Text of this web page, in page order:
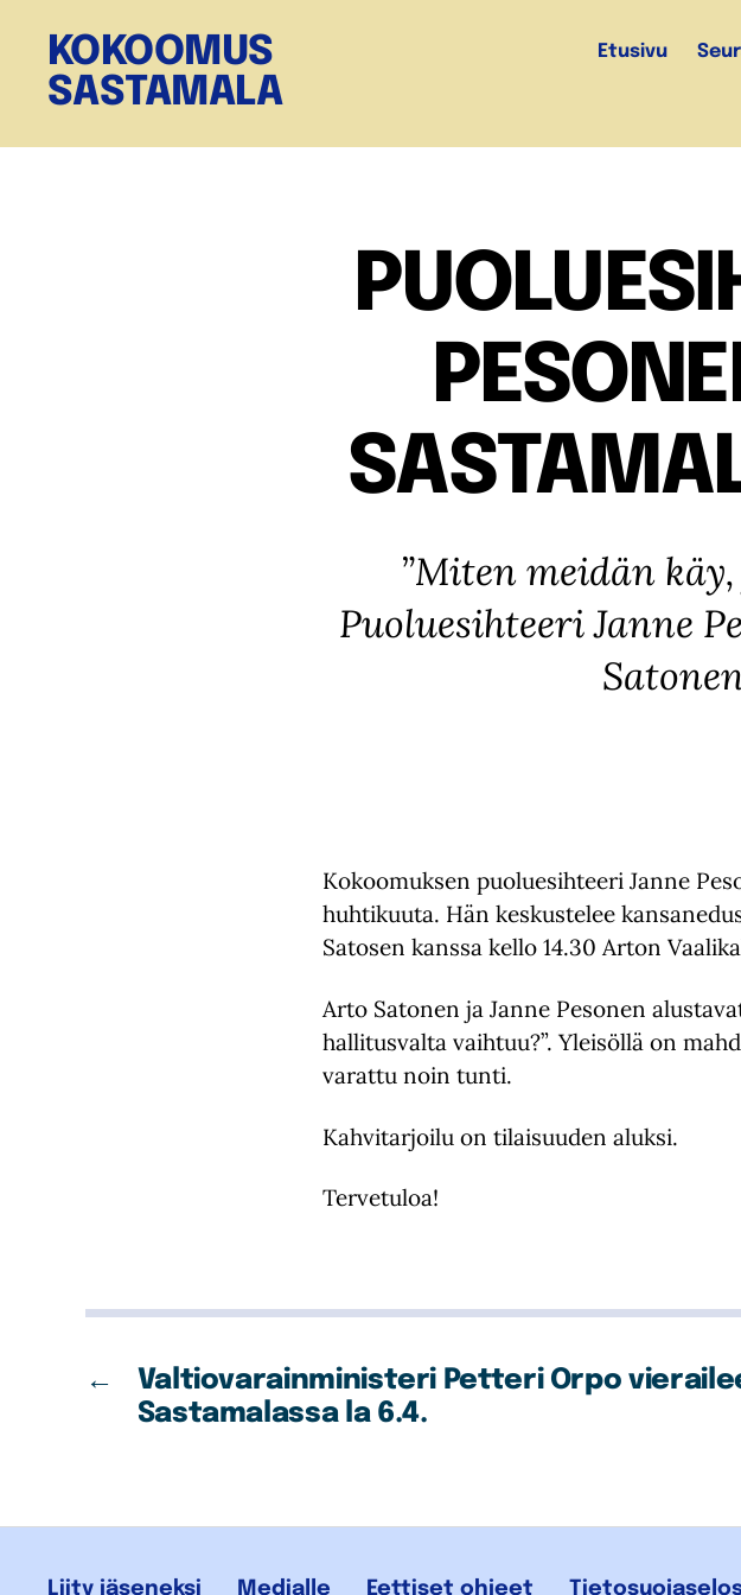
KOKOOMUS
SASTAMALA
Etusivu
”Miten meidän
Puoluesihteeri Janne
Kokoomuksen puoluesihteeri Janne
huhtikuuta. Hän keskustelee
Satosen kanssa kello 14.30 Arton
Arto Satonen ja Janne Pesonen
hallitusvalta vaihtuu?”. Yleisöllä on
varattu noin tunti.
Kahvitarjoilu on tilaisuuden aluksi.
Tervetuloa!
←
Valtiovarainministeri Petteri Orpo
Sastamalassa la 6.4.
Liity jäseneksi Medialle Eettiset ohjeet